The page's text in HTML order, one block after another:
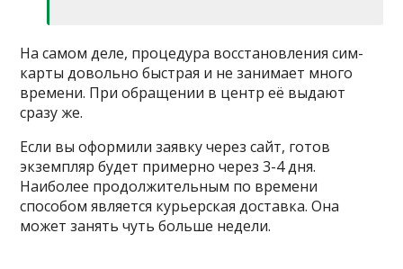
На самом деле, процедура восстановления сим-
карты довольно быстрая и не занимает много
времени. При обращении в центр её выдают
сразу же.
Если вы оформили заявку через сайт, готов
экземпляр будет примерно через 3-4 дня.
Наиболее продолжительным по времени
способом является курьерская доставка. Она
может занять чуть больше недели.